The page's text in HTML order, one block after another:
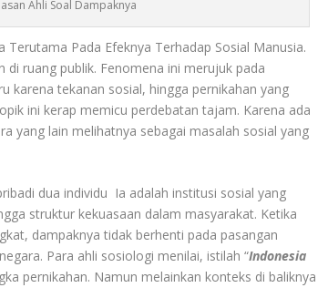
Ahli Soal Dampaknya
Terutama Pada Efeknya Terhadap Sosial Manusia.
di ruang publik. Fenomena ini merujuk pada
karena tekanan sosial, hingga pernikahan yang
ini kerap memicu perdebatan tajam. Karena ada
yang lain melihatnya sebagai masalah sosial yang
dua individu Ia adalah institusi sosial yang
struktur kekuasaan dalam masyarakat. Ketika
dampaknya tidak berhenti pada pasangan
Para ahli sosiologi menilai, istilah “Indonesia
pernikahan. Namun melainkan konteks di baliknya